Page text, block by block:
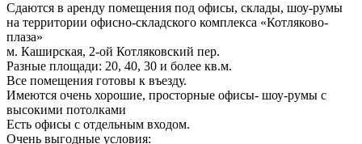
Сдаются в аренду помещения под офисы, склады, шоу-румы
на территории офисно-складского комплекса «Котляково-
плаза»
м. Каширская, 2-ой Котляковский пер.
Разные площади: 20, 40, 30 и более кв.м.
Все помещения готовы к въезду.
Имеются очень хорошие, просторные офисы- шоу-румы с
высокими потолками
Есть офисы с отдельным входом.
Очень выгодные условия: